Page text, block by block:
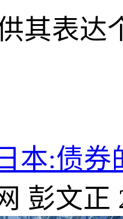
其表达
本:债
彭文正